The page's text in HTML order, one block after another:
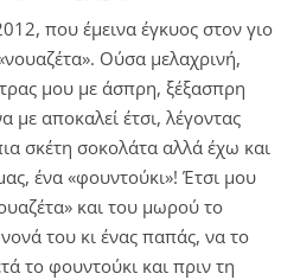
που έμεινα έγκυος στον γιο
Ούσα μελαχρινή,
μου με άσπρη, ξέξασπρη
με αποκαλεί έτσι, λέγοντας
σκέτη σοκολάτα αλλά έχω και
ένα «φουντούκι»! Έτσι μου
και του μωρού το
του κι ένας παπάς, να το
το φουντούκι και πριν τη